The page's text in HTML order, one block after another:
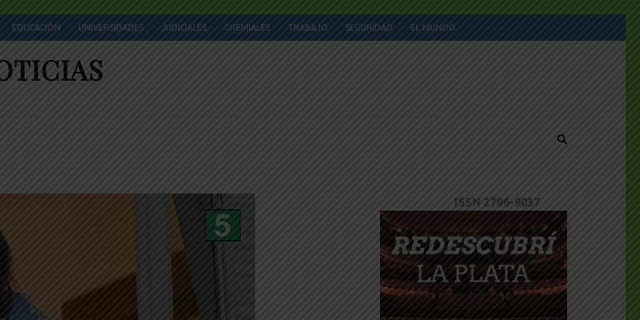
EDUCACIÓN UNIVERSIDADES JUDICIALES GREMIALES TRABAJO SEGURIDAD EL MUNDO
ISSN 2796-9037